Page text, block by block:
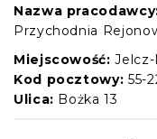
Nazwa
Przychodnia
Miejscowość:
Kod pocztowy: 55-
Ulica: Bożka 13